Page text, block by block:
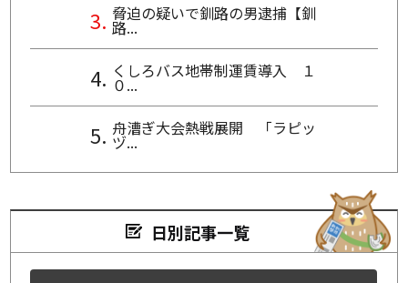
脅迫の疑いで釧路の男逮捕【釧
路...
くしろバス地帯制運賃導入 １
０...
舟漕ぎ大会熱戦展開 「ラピッ
ヅ...
日別記事一覧